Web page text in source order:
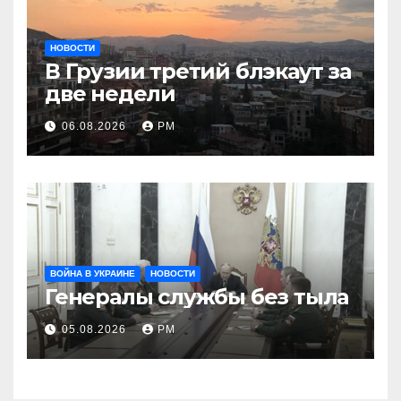
НОВОСТИ
В Грузии третий блэкаут за
две недели
06.08.2026 РМ
ВОЙНА В УКРАИНЕ НОВОСТИ
Генералы службы без тыла
05.08.2026 РМ